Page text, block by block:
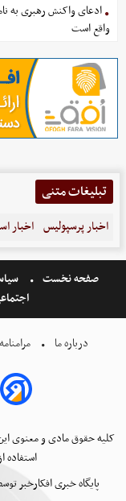
ادعای واکنش رهبری به
واقع است
تبلیغات متنی
اخبار پرسپولیس اخبار
صفحه نخست
درباره ما مرامنامه
کلیه حقوق مادی و معنوی
استفاده
پایگاه خبری افکارخبر